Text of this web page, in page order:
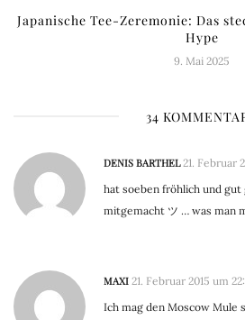
Japanische Tee-Zeremonie: Das
Hype
9. Mai 2025
34
DENIS BARTHEL 21. Februar
hat soeben fröhlich und
mitgemacht ツ … was man
MAXI 21. Februar 2015 um
Ich mag den Moscow Mule